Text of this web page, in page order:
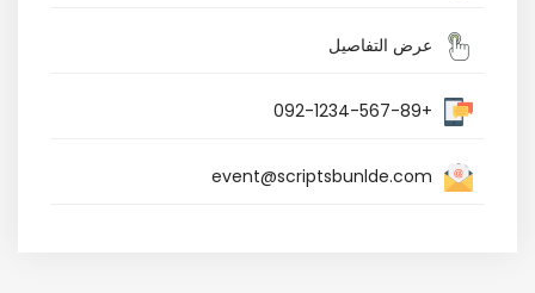
عرض التفاصيل
+092-1234-567-89
event@scriptsbunlde.com